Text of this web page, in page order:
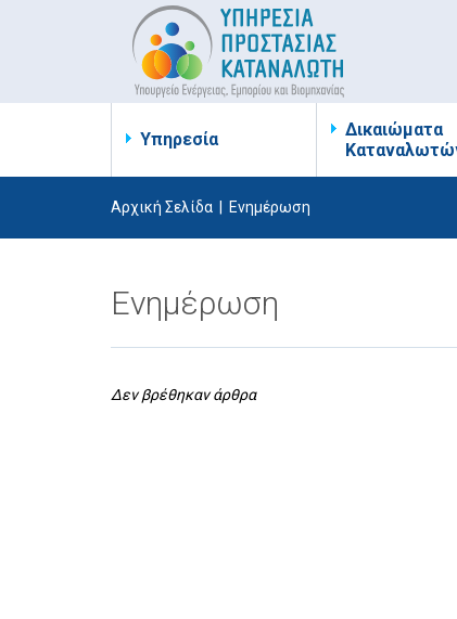
Υπηρεσία
Δικαιώματα
Αρχική Σελίδα Ενημέρωση
Ενημέρωση
Δεν βρέθηκαν άρθρα